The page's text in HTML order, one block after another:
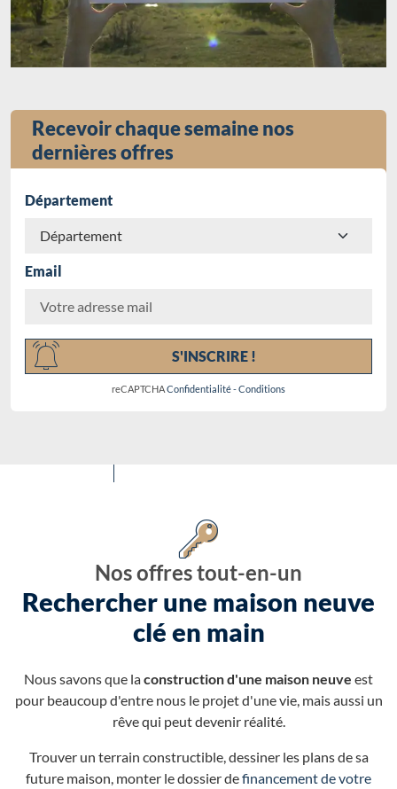
Recevoir chaque semaine nos
dernières offres
Département
Email
S'INSCRIRE !
reCAPTCHAConfidentialité-Conditions
Nos offres tout-en-un
Rechercher une maison neuve
clé en main
Nous savons que laconstruction d'une maison neuve est
pour beaucoup d'entre nous le projet d'une vie, mais aussi un
rêve qui peut devenir réalité.
Trouver un terrain constructible, dessiner les plans de sa
future maison, monter le dossier definancement de votre